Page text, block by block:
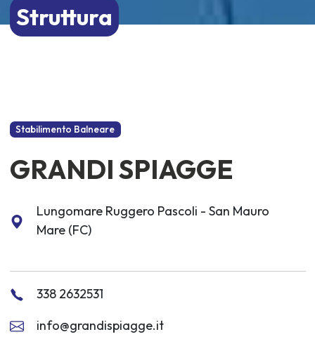
Struttura
Stabilimento Balneare
GRANDI SPIAGGE
Lungomare Ruggero Pascoli - San Mauro
Mare (FC)
338 2632531
info@grandispiagge.it